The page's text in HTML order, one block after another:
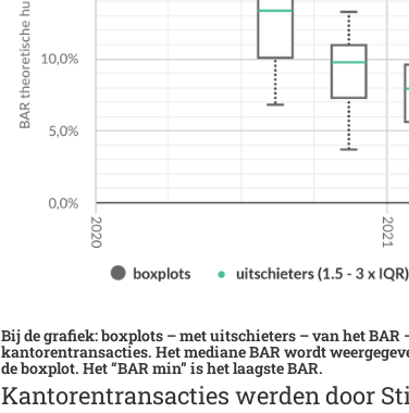
Bij de grafiek: boxplots – met uitschieters – van het
kantorentransacties. Het mediane BAR wordt
de boxplot. Het “BAR min” is het laagste BAR.
Kantorentransacties werden door